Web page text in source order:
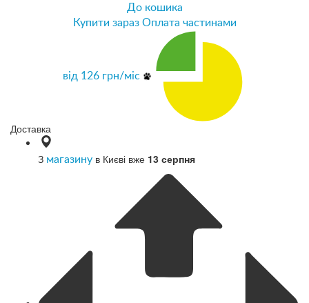
До кошика
Купити зараз Оплата частинами
від 126 грн/міс
Доставка
З магазину в Києві вже 13 серпня